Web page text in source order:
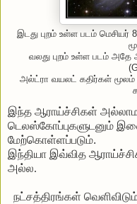
இடது புறம் உள்ள படம்
வலது புறம் உள்ள படம்
அல்ட்ரா வயலட் கதிர்கள்
இந்த ஆராய்ச்சிகள்
டெலஸ்கோப்புகளுடனும்
மேற்கொள்ளப்படும்.
இந்தியா இவ்வித
அல்ல.
நட்சத்திரங்கள்